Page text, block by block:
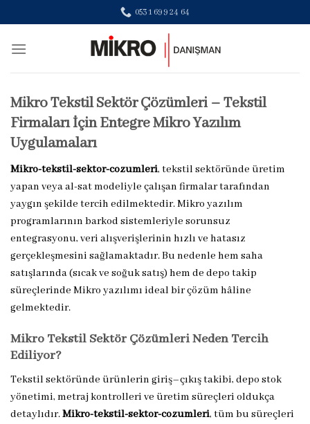
to
content
0531 699 24 64
Mikro Tekstil Sektör Çözümleri – Tekstil
Firmaları İçin Entegre Mikro Yazılım
Uygulamaları
Mikro-tekstil-sektor-cozumleri, tekstil sektöründe üretim
yapan veya al-sat modeliyle çalışan firmalar tarafından
yaygın şekilde tercih edilmektedir. Mikro yazılım
programlarının barkod sistemleriyle sorunsuz
entegrasyonu, veri alışverişlerinin hızlı ve hatasız
gerçekleşmesini sağlamaktadır. Bu nedenle hem saha
satışlarında (sıcak ve soğuk satış) hem de depo takip
süreçlerinde Mikro yazılımı ideal bir çözüm hâline
gelmektedir.
Mikro Tekstil Sektör Çözümleri Neden Tercih
Ediliyor?
Tekstil sektöründe ürünlerin giriş–çıkış takibi, depo stok
yönetimi, metraj kontrolleri ve üretim süreçleri oldukça
detaylıdır.Mikro-tekstil-sektor-cozumleri, tüm bu süreçleri